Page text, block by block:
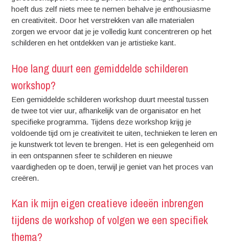
hoeft dus zelf niets mee te nemen behalve je enthousiasme
en creativiteit. Door het verstrekken van alle materialen
zorgen we ervoor dat je je volledig kunt concentreren op het
schilderen en het ontdekken van je artistieke kant.
Hoe lang duurt een gemiddelde schilderen
workshop?
Een gemiddelde schilderen workshop duurt meestal tussen
de twee tot vier uur, afhankelijk van de organisator en het
specifieke programma. Tijdens deze workshop krijg je
voldoende tijd om je creativiteit te uiten, technieken te leren en
je kunstwerk tot leven te brengen. Het is een gelegenheid om
in een ontspannen sfeer te schilderen en nieuwe
vaardigheden op te doen, terwijl je geniet van het proces van
creëren.
Kan ik mijn eigen creatieve ideeën inbrengen
tijdens de workshop of volgen we een specifiek
thema?